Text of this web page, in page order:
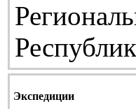
Экспедиции